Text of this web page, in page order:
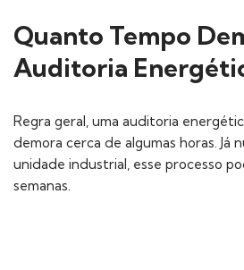
Quanto Tempo
Auditoria
Regra geral, uma auditoria
demora cerca de algumas horas. Já
unidade industrial, esse processo
semanas.